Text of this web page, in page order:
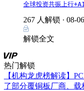
全球投资共振上行
267 人解锁 · 08-
解锁全文
热门解锁
【机构龙虎榜解读】
了部分覆铜板厂商、